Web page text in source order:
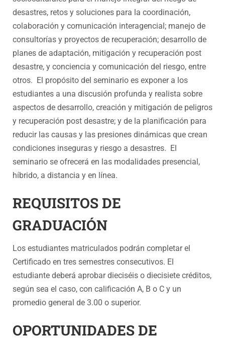
desastres, retos y soluciones para la coordinación,
colaboración y comunicación interagencial; manejo de
consultorías y proyectos de recuperación; desarrollo de
planes de adaptación, mitigación y recuperación post
desastre, y conciencia y comunicación del riesgo, entre
otros. El propósito del seminario es exponer a los
estudiantes a una discusión profunda y realista sobre
aspectos de desarrollo, creación y mitigación de peligros
y recuperación post desastre; y de la planificación para
reducir las causas y las presiones dinámicas que crean
condiciones inseguras y riesgo a desastres. El
seminario se ofrecerá en las modalidades presencial,
híbrido, a distancia y en línea.
REQUISITOS DE
GRADUACIÓN
Los estudiantes matriculados podrán completar el
Certificado en tres semestres consecutivos. El
estudiante deberá aprobar dieciséis o diecisiete créditos,
según sea el caso, con calificación A, B o C y un
promedio general de 3.00 o superior.
OPORTUNIDADES DE